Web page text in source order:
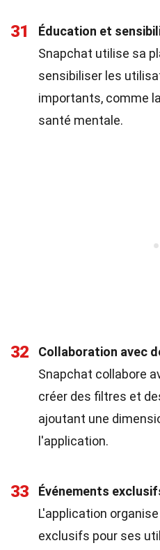
31
Éducation et
Snapchat utilise sa
sensibiliser les
importants, comme
santé mentale.
32
Collaboration avec
Snapchat collabore
créer des filtres et
ajoutant une
l'application.
33
Événements
L'application
exclusifs pour ses